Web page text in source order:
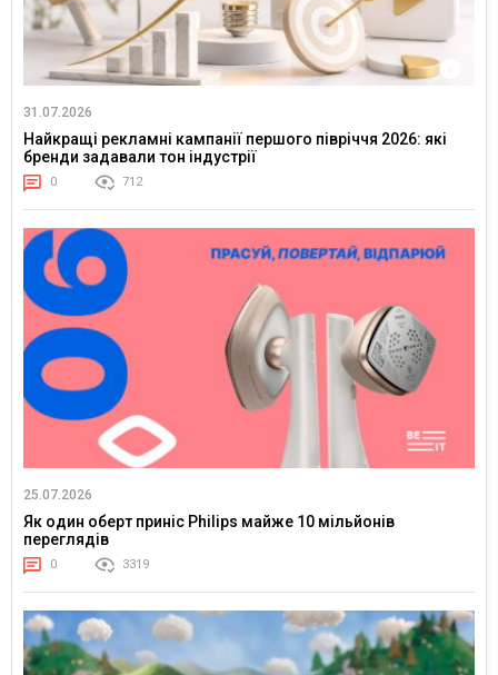
31.07.2026
Найкращі рекламні кампанії першого півріччя 2026: які
бренди задавали тон індустрії
0 712
25.07.2026
Як один оберт приніс Philips майже 10 мільйонів
переглядів
0 3319